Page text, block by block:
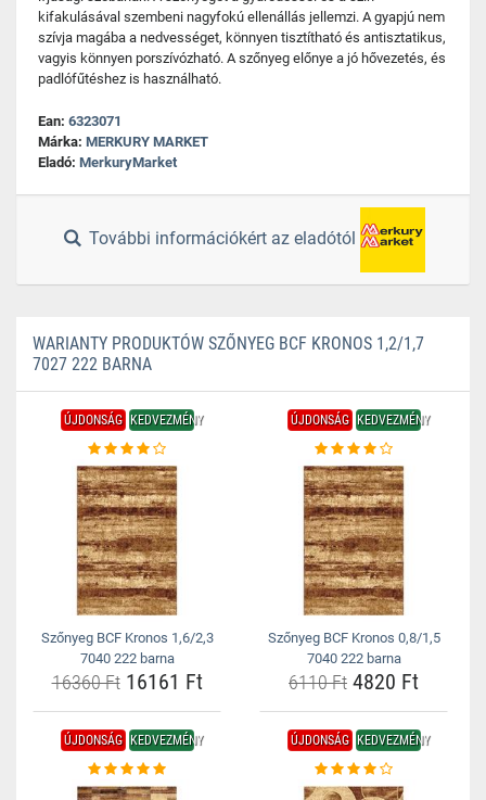
kifakulásával szembeni nagyfokú ellenállás jellemzi. A gyapjú nem
szívja magába a nedvességet, könnyen tisztítható és antisztatikus,
vagyis könnyen porszívózható. A szőnyeg előnye a jó hővezetés, és
padlófűtéshez is használható.
Ean: 6323071
Márka: MERKURY MARKET
Eladó: MerkuryMarket
További információkért az eladótól
WARIANTY PRODUKTÓW SZŐNYEG BCF KRONOS 1,2/1,7
7027 222 BARNA
ÚJDONSÁG KEDVEZMÉNY
Szőnyeg BCF Kronos 1,6/2,3
7040 222 barna
16360 Ft16161 Ft
ÚJDONSÁG KEDVEZMÉNY
Szőnyeg BCF Kronos 0,8/1,5
7040 222 barna
6110 Ft 4820 Ft
ÚJDONSÁG KEDVEZMÉNY ÚJDONSÁG KEDVEZMÉNY